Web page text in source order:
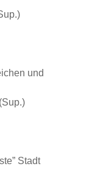
und
Stadt